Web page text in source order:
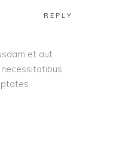
REPLY
et aut